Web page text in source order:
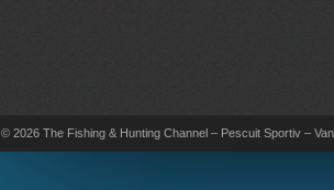
© 2026 The Fishing & Hunting Channel – Pescuit Sportiv –